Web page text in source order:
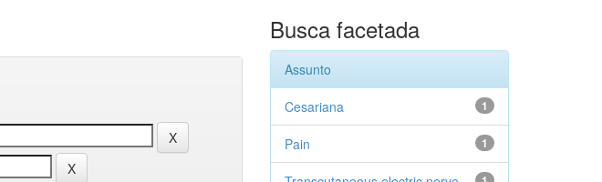
Busca facetada
Assunto
1
Cesariana
1
Pain